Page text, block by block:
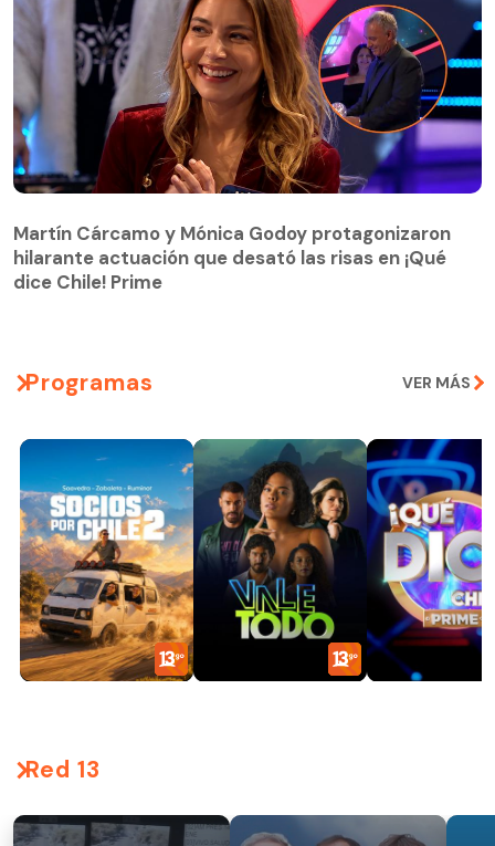
hilarante actuación que desató las risas en ¡Qué
dice Chile! Prime
Martín Cárcamo y Mónica Godoy protagonizaron
hilarante actuación que desató las risas en ¡Qué
dice Chile! Prime
Programas VER MÁS
Red 13